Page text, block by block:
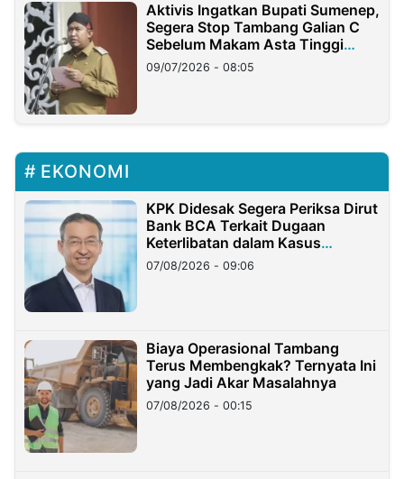
Aktivis Ingatkan Bupati Sumenep,
Segera Stop Tambang Galian C
Sebelum Makam Asta Tinggi
Longsor
09/07/2026 - 08:05
EKONOMI
KPK Didesak Segera Periksa Dirut
Bank BCA Terkait Dugaan
Keterlibatan dalam Kasus
Hilangnya Dana Nasabah Rp2,58
Miliar
07/08/2026 - 09:06
Biaya Operasional Tambang
Terus Membengkak? Ternyata Ini
yang Jadi Akar Masalahnya
07/08/2026 - 00:15